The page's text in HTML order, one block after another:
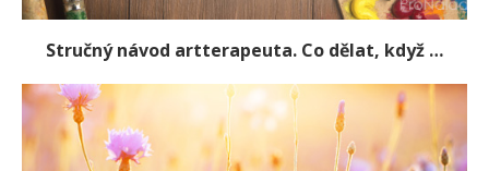
Stručný návod artterapeuta. Co dělat, když …